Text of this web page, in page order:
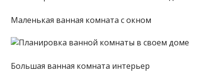
Маленькая ванная комната с окном
Большая ванная комната интерьер